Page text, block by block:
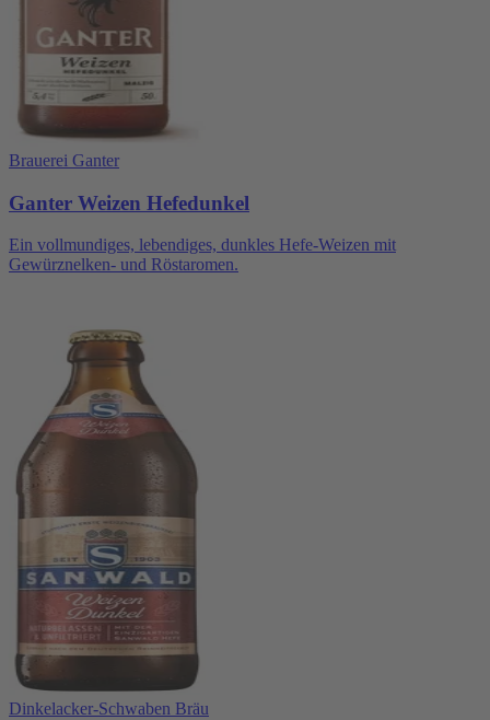
Brauerei Ganter
Ganter Weizen Hefedunkel
Ein vollmundiges, lebendiges, dunkles Hefe-Weizen mit
Gewürznelken- und Röstaromen.
Dinkelacker-Schwaben Bräu